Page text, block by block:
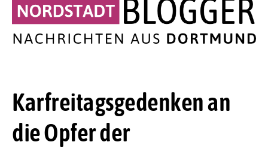
Karfreitagsgedenken an
die Opfer der